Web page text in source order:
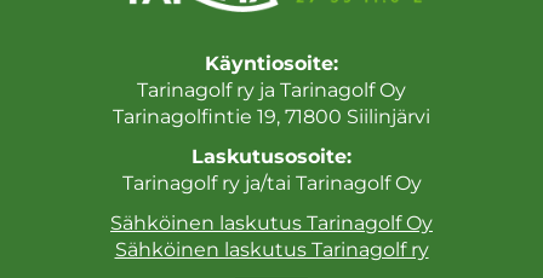
Käyntiosoite:
Tarinagolf ry ja Tarinagolf Oy
Tarinagolfintie 19, 71800 Siilinjärvi
Laskutusosoite:
Tarinagolf ry ja/tai Tarinagolf Oy
Sähköinen laskutus Tarinagolf Oy
Sähköinen laskutus Tarinagolf ry